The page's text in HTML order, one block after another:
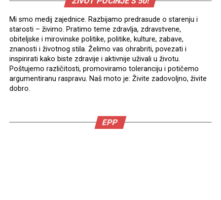
Mi smo medij zajednice. Razbijamo predrasude o starenju i
starosti – živimo. Pratimo teme zdravlja, zdravstvene,
obiteljske i mirovinske politike, politike, kulture, zabave,
znanosti i životnog stila. Želimo vas ohrabriti, povezati i
inspirirati kako biste zdravije i aktivnije uživali u životu.
Poštujemo različitosti, promoviramo toleranciju i potičemo
argumentiranu raspravu. Naš moto je: Živite zadovoljno, živite
dobro.
EPP